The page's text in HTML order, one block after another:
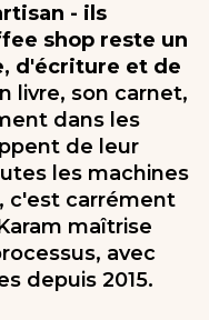
- ils
shop reste un
d'écriture et de
livre, son carnet,
dans les
de leur
les machines
c'est carrément
maîtrise
avec
depuis 2015.